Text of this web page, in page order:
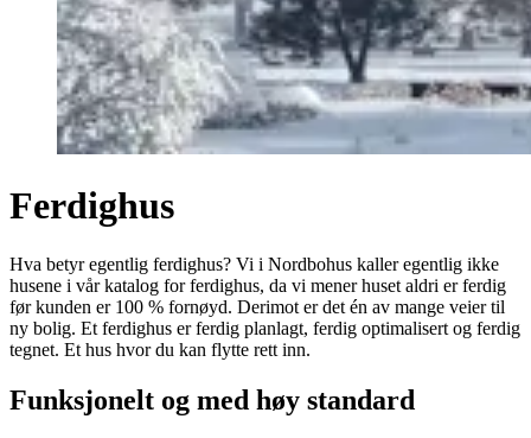
Ferdighus
Hva betyr egentlig ferdighus? Vi i Nordbohus kaller egentlig ikke
husene i vår katalog for ferdighus, da vi mener huset aldri er ferdig
før kunden er 100 % fornøyd. Derimot er det én av mange veier til
ny bolig. Et ferdighus er ferdig planlagt, ferdig optimalisert og ferdig
tegnet. Et hus hvor du kan flytte rett inn.
Funksjonelt og med høy standard